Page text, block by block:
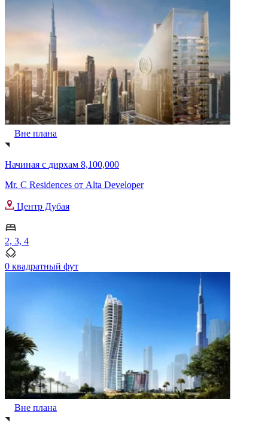
Вне плана
Начиная с дирхам 8,100,000
Mr. C Residences от Alta Developer
Центр Дубая
2, 3, 4
0 квадратный фут
Вне плана